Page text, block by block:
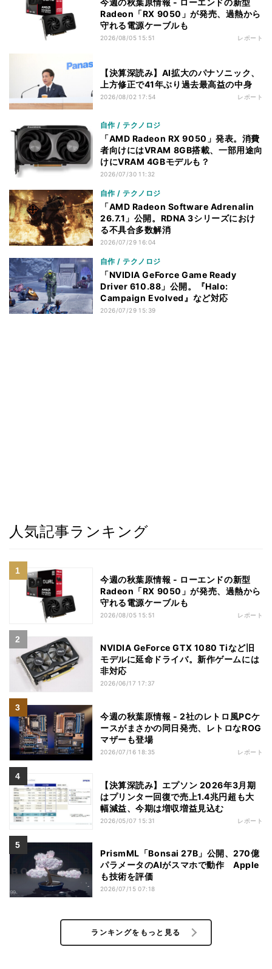
今週の秋葉原情報 - ローエンドの新型
Radeon「RX 9050」が発売、過熱から
守れる電源ケーブルも
2026/08/05 15:51 レポート
【決算深読み】AI拡大のパナソニック、
上方修正で41年ぶり過去最高益の中身
2026/08/02 17:54 レポート
自作 / テクノロジ
「AMD Radeon RX 9050」発表。消費
者向けにはVRAM 8GB搭載、一部用途向
けにVRAM 4GBモデルも？
2026/07/30 11:32
自作 / テクノロジ
「AMD Radeon Software Adrenalin
26.7.1」公開。RDNA 3シリーズにおけ
る不具合多数解消
2026/07/29 16:04
自作 / テクノロジ
「NVIDIA GeForce Game Ready
Driver 610.88」公開。『Halo:
Campaign Evolved』など対応
2026/07/29 15:39
人気記事ランキング
今週の秋葉原情報 - ローエンドの新型
Radeon「RX 9050」が発売、過熱から
守れる電源ケーブルも
2026/08/05 15:51 レポート
NVIDIA GeForce GTX 1080 Tiなど旧
モデルに延命ドライバ。新作ゲームには
非対応
2026/06/17 17:37
今週の秋葉原情報 - 2社のレトロ風PCケ
ースがまさかの同日発売、レトロなROG
マザーも登場
2026/07/16 18:35 レポート
【決算深読み】エプソン 2026年3月期
はプリンター回復で売上1.4兆円超も大
幅減益、今期は増収増益見込む
2026/05/07 15:31 レポート
PrismML「Bonsai 27B」公開、270億
パラメータのAIがスマホで動作 Apple
も技術を評価
2026/07/15 07:18
ランキングをもっと見る